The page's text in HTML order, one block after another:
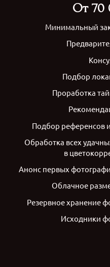
От 70
Минимальный
Подбор
Проработка
Подбор референсов
Обработка всех
в
Анонс первых
Облачное
Резервное хранение
Исходники